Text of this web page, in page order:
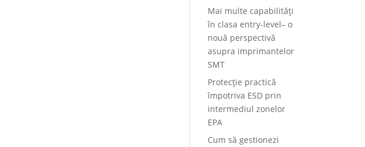
Mai multe capabilități
în clasa entry-level– o
nouă perspectivă
asupra imprimantelor
SMT
Protecție practică
împotriva ESD prin
intermediul zonelor
EPA
Cum să gestionezi